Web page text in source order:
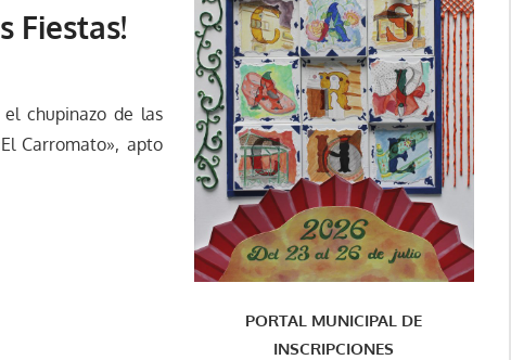
Fiestas!
chupinazo de las
Carromato», apto
PORTAL MUNICIPAL DE
INSCRIPCIONES